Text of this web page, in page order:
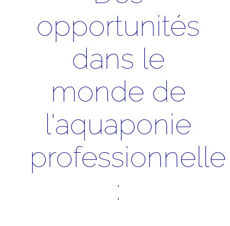
opportunités
dans le
monde de
l'aquaponie
professionnelle
: